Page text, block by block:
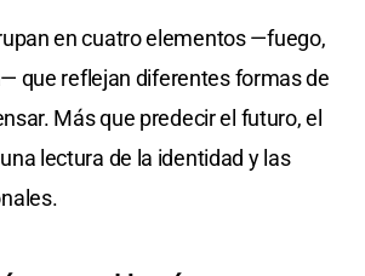
en cuatro elementos —fuego,
que reflejan diferentes formas de
Más que predecir el futuro, el
lectura de la identidad y las